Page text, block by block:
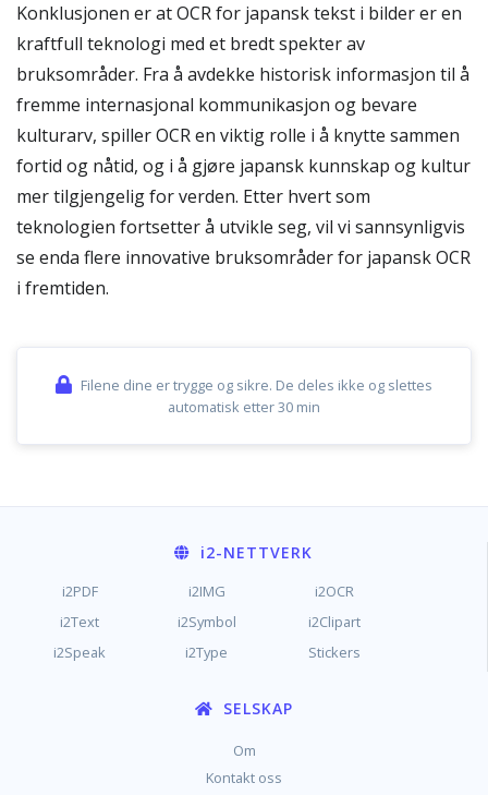
Konklusjonen er at OCR for japansk tekst i bilder er en
kraftfull teknologi med et bredt spekter av
bruksområder. Fra å avdekke historisk informasjon til å
fremme internasjonal kommunikasjon og bevare
kulturarv, spiller OCR en viktig rolle i å knytte sammen
fortid og nåtid, og i å gjøre japansk kunnskap og kultur
mer tilgjengelig for verden. Etter hvert som
teknologien fortsetter å utvikle seg, vil vi sannsynligvis
se enda flere innovative bruksområder for japansk OCR
i fremtiden.
Filene dine er trygge og sikre. De deles ikke og slettes
automatisk etter 30 min
i2-NETTVERK
i2PDF i2IMG
i2OCR
i2Text
i2Symbol
i2Clipart
i2Speak
i2Type Stickers
SELSKAP
Om
Kontakt oss